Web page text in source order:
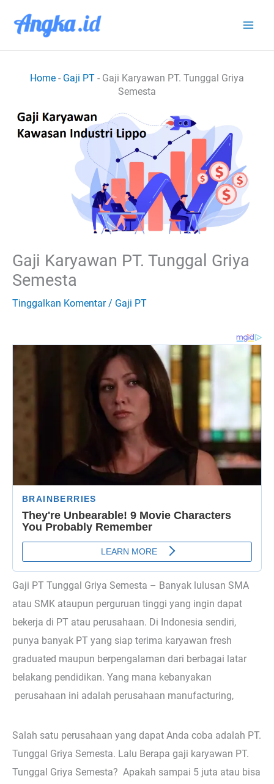
Home - Gaji PT - Gaji Karyawan PT. Tunggal Griya
Semesta
Gaji Karyawan PT. Tunggal Griya
Semesta
Tinggalkan Komentar / Gaji PT
Gaji PT Tunggal Griya Semesta – Banyak lulusan SMA
atau SMK ataupun perguruan tinggi yang ingin dapat
bekerja di PT atau perusahaan. Di Indonesia sendiri,
punya banyak PT yang siap terima karyawan fresh
graduated maupun berpengalaman dari berbagai latar
belakang pendidikan. Yang mana kebanyakan
perusahaan ini adalah perusahaan manufacturing,
Salah satu perusahaan yang dapat Anda coba adalah PT.
Tunggal Griya Semesta. Lalu Berapa gaji karyawan PT.
Tunggal Griya Semesta? Apakah sampai 5 juta atau bisa